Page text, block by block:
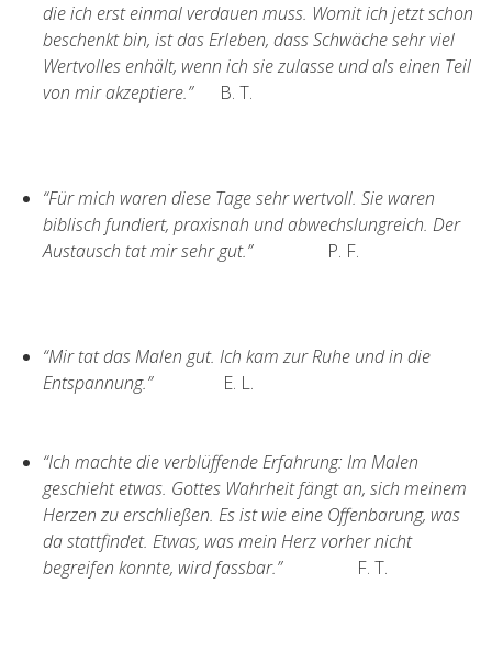
die ich erst einmal verdauen muss. Womit ich jetzt schon
beschenkt bin, ist das Erleben, dass Schwäche sehr viel
Wertvolles enhält, wenn ich sie zulasse und als einen Teil
von mir akzeptiere.” B. T.
“Für mich waren diese Tage sehr wertvoll. Sie waren
biblisch fundiert, praxisnah und abwechslungreich. Der
Austausch tat mir sehr gut.”
P. F.
“Mir tat das Malen gut. Ich kam zur Ruhe und in die
Entspannung.” E. L.
“Ich machte die verblüffende Erfahrung: Im Malen
geschieht etwas. Gottes Wahrheit fängt an, sich meinem
Herzen zu erschließen. Es ist wie eine Offenbarung, was
da stattfindet. Etwas, was mein Herz vorher nicht
begreifen konnte, wird fassbar.”
F. T.